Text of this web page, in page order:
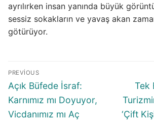
ayrılırken insan yanında büyük
sessiz sokakların ve yavaş akan
götürüyor.
Yazı
gezinmesi
PREVIOUS
Previous
post:
Açık Büfede İsraf:
Karnımız mı Doyuyor,
Vicdanımız mı Aç
Next
post:
Tek
‘Çift